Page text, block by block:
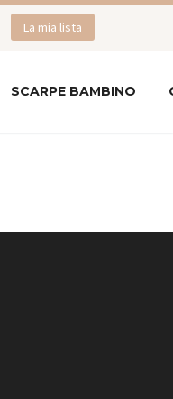
La mia lista
SCARPE BAMBINO